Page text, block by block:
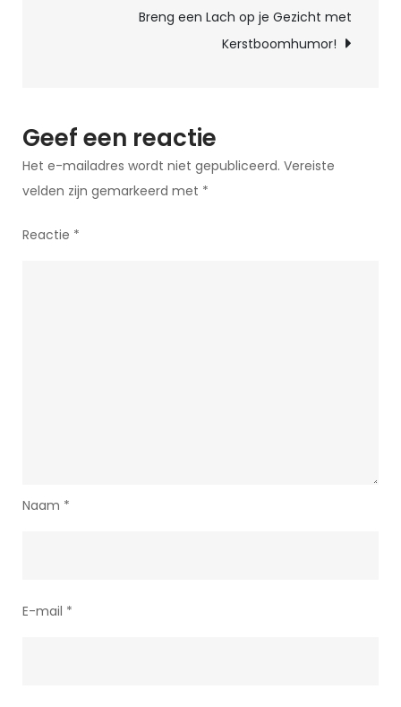
Om
Breng een Lach op je Gezicht met
Kerstboomhumor!
Geef een reactie
Het e-mailadres wordt niet gepubliceerd. Vereiste
velden zijn gemarkeerd met *
Reactie *
Naam *
E-mail *